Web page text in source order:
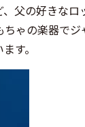
父の好きな
ゃの楽器で
す。